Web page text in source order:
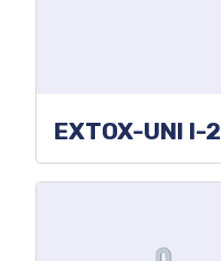
EXTOX-UNI I-2